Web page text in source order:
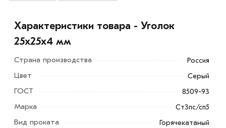
Характеристики товара - Уголок
25х25х4 мм
Страна производства Россия
Цвет Серый
ГОСТ 8509-93
Марка Ст3пс/сп5
Вид проката Горячекатаный